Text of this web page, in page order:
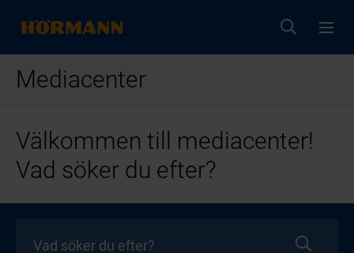
Mediacenter
Välkommen till mediacenter!
Vad söker du efter?